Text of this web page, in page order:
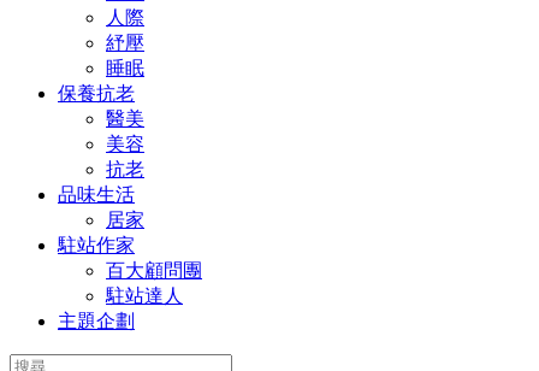
人際
紓壓
睡眠
保養抗老
醫美
美容
抗老
品味生活
居家
駐站作家
百大顧問團
駐站達人
主題企劃